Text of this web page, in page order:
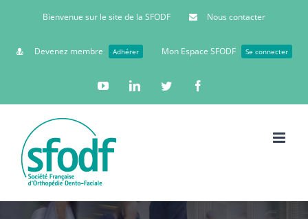
Bienvenue sur le site de la SFODF Nous contacter
Devenez membre Adhérer Mon Espace SFODF Se connecter
YouTubeLinkedinTwitter